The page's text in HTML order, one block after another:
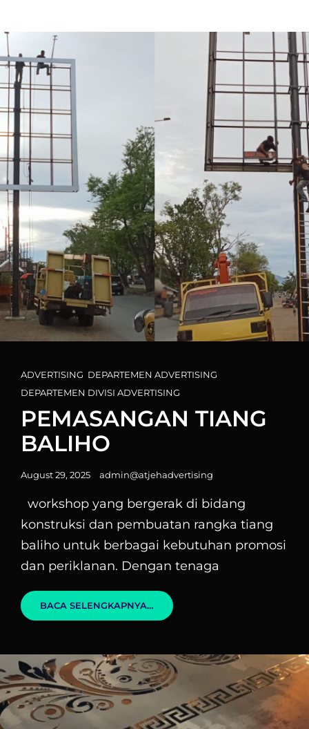
Cat
Links
ADVERTISING DEPARTEMEN ADVERTISING
DEPARTEMEN DIVISI ADVERTISING
PEMASANGAN TIANG
BALIHO
Posted
August 29, 2025 admin@atjehadvertising
workshop yang bergerak di bidang
konstruksi dan pembuatan rangka tiang
baliho untuk berbagai kebutuhan promosi
dan periklanan. Dengan tenaga
BACA SELENGKAPNYA… PEMASANGAN
TIANG